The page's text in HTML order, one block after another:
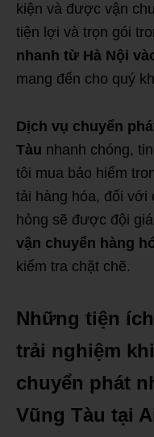
kiện và được vận
tiện lợi và trọn gói
nhanh từ Hà Nội
mang đến cho quý
Dịch vụ chuyển
Tàu nhanh chóng,
tôi mua bảo hiểm
tải hàng hóa, đối với
hỏng sẽ được đội
vận chuyển hàng
kiểm tra chặt chẽ.
Những tiện
trải nghiệm
chuyển phát
Vũng Tàu tại